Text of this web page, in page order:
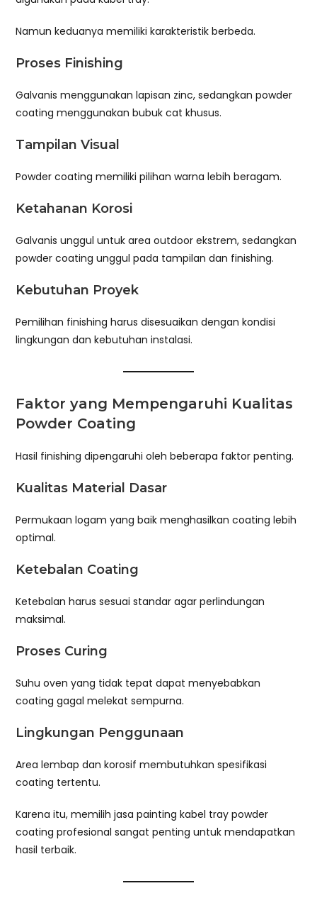
Namun keduanya memiliki karakteristik berbeda.
Proses Finishing
Galvanis menggunakan lapisan zinc, sedangkan powder
coating menggunakan bubuk cat khusus.
Tampilan Visual
Powder coating memiliki pilihan warna lebih beragam.
Ketahanan Korosi
Galvanis unggul untuk area outdoor ekstrem, sedangkan
powder coating unggul pada tampilan dan finishing.
Kebutuhan Proyek
Pemilihan finishing harus disesuaikan dengan kondisi
lingkungan dan kebutuhan instalasi.
Faktor yang Mempengaruhi Kualitas
Powder Coating
Hasil finishing dipengaruhi oleh beberapa faktor penting.
Kualitas Material Dasar
Permukaan logam yang baik menghasilkan coating lebih
optimal.
Ketebalan Coating
Ketebalan harus sesuai standar agar perlindungan
maksimal.
Proses Curing
Suhu oven yang tidak tepat dapat menyebabkan
coating gagal melekat sempurna.
Lingkungan Penggunaan
Area lembap dan korosif membutuhkan spesifikasi
coating tertentu.
Karena itu, memilih jasa painting kabel tray powder
coating profesional sangat penting untuk mendapatkan
hasil terbaik.